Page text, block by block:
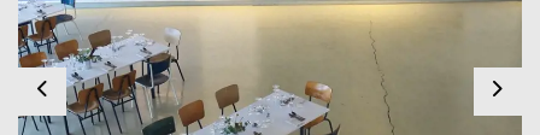
Previous